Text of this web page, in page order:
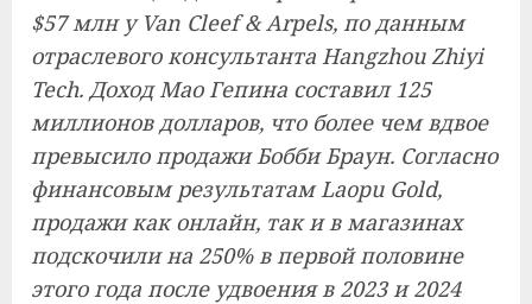
$57 млн ​​у Van Cleef & Arpels, по данным
отраслевого консультанта Hangzhou Zhiyi
Tech. Доход Мао Гепина составил 125
миллионов долларов, что более чем вдвое
превысило продажи Бобби Браун. Согласно
финансовым результатам Laopu Gold,
продажи как онлайн, так и в магазинах
подскочили на 250% в первой половине
этого года после удвоения в 2023 и 2024